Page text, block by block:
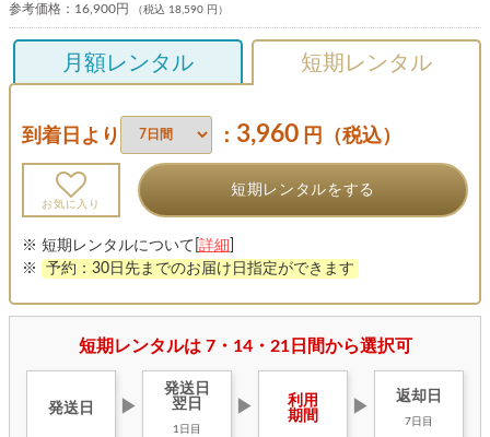
参考価格： 16,900円 （税込 18,590 円）
月額レンタル 短期レンタル
到着日より ： 3,960 円（税込）
お気に入り
短期レンタルをする
※ 短期レンタルについて[ 詳細
※
予約：30日先までのお届け日指定ができます
短期レンタルは 7・14・21日間から選択可
発送日 ▶
発送日
翌日
1日目
▶
利用
期間
▶
返却日
7日目